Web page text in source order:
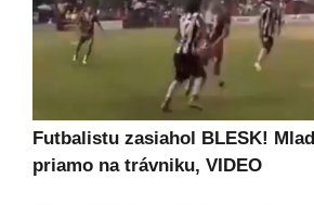
Futbalistu zasiahol BLESK!
priamo na trávniku, VIDEO